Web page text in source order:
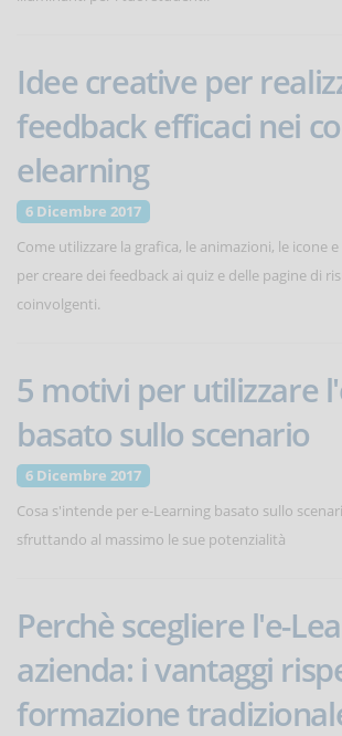
Idee creative per
feedback efficaci nei
elearning
6 Dicembre 2017
Come utilizzare la grafica, le animazioni, le icone
per creare dei feedback ai quiz e delle pagine di
coinvolgenti.
5 motivi per utilizzare
basato sullo scenario
6 Dicembre 2017
Cosa s'intende per e-Learning basato sullo
sfruttando al massimo le sue potenzialità
Perchè scegliere l'e-
azienda: i vantaggi
formazione